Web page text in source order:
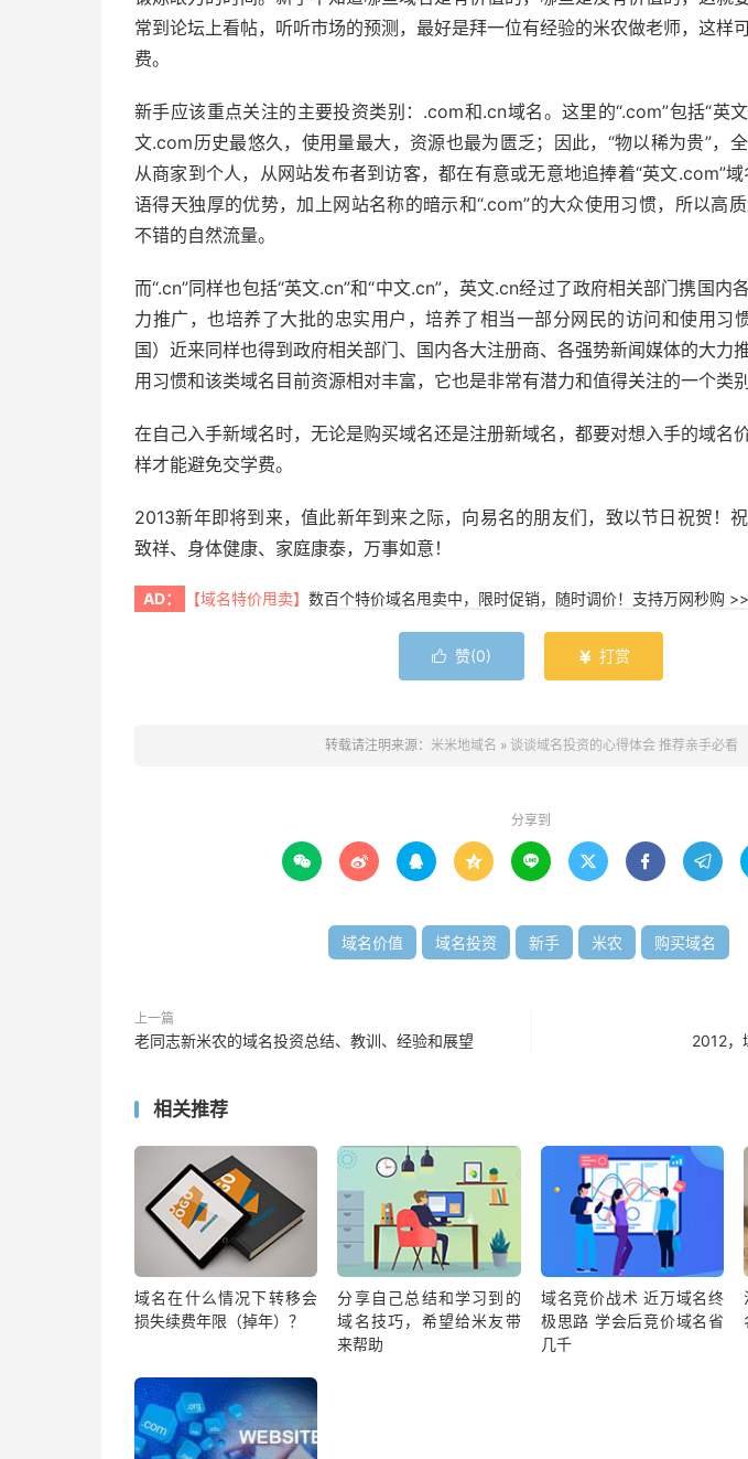
常到论坛上看帖，听听市场的预测，最好是拜一位有经验的米农做老师，这样
费。
新手应该重点关注的主要投资类别：.com和.cn域名。这里的“.com”包括“英
文.com历史最悠久，使用量最大，资源也最为匮乏；因此，“物以稀为贵”，全
从商家到个人，从网站发布者到访客，都在有意或无意地追捧着“英文.com”
语得天独厚的优势，加上网站名称的暗示和“.com”的大众使用习惯，所以高
不错的自然流量。
而“.cn”同样也包括“英文.cn”和“中文.cn”，英文.cn经过了政府相关部门携国内
力推广，也培养了大批的忠实用户，培养了相当一部分网民的访问和使用习
国）近来同样也得到政府相关部门、国内各大注册商、各强势新闻媒体的大力
用习惯和该类域名目前资源相对丰富，它也是非常有潜力和值得关注的一个类别
在自己入手新域名时，无论是购买域名还是注册新域名，都要对想入手的域名
样才能避免交学费。
2013新年即将到来，值此新年到来之际，向易名的朋友们，致以节日祝贺！
致祥、身体健康、家庭康泰，万事如意！
AD： 【域名特价甩卖】 数百个特价域名甩卖中，限时促销，随时调价！支持万网秒购
 赞(0)  打赏
转载请注明来源： 米米地域名 » 谈谈域名投资的心得体会 推荐亲手必看
分享到
       
域名价值 域名投资 新手 米农 购买域名
上一篇
老同志新米农的域名投资总结、教训、经验和展望 2012，
相关推荐
域名在什么情况下转移会
损失续费年限（掉年）？
分享自己总结和学习到的
域名技巧，希望给米友带
来帮助
域名竞价战术 近万域名终
极思路 学会后竞价域名省
几千